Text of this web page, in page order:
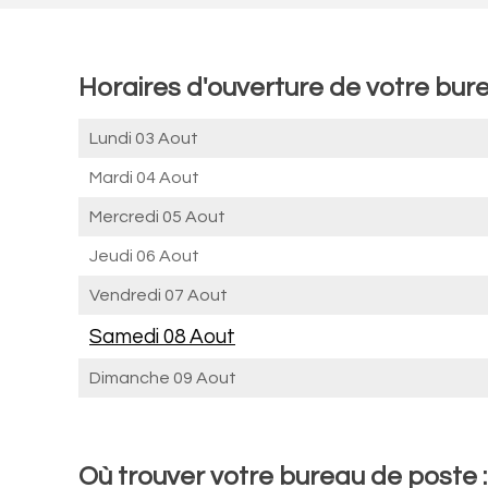
Horaires d'ouverture de votre
Lundi 03 Aout
Mardi 04 Aout
Mercredi 05 Aout
Jeudi 06 Aout
Vendredi 07 Aout
Samedi 08 Aout
Dimanche 09 Aout
Où trouver votre bureau de poste